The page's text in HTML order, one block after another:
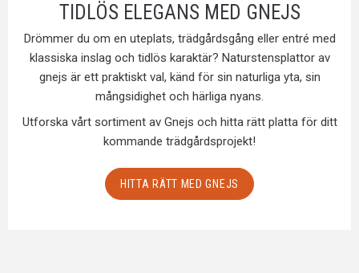
TIDLÖS ELEGANS MED GNEJS
Drömmer du om en uteplats, trädgårdsgång eller entré med
klassiska inslag och tidlös karaktär? Naturstensplattor av
gnejs är ett praktiskt val, känd för sin naturliga yta, sin
mångsidighet och härliga nyans.
Utforska vårt sortiment av Gnejs och hitta rätt platta för ditt
kommande trädgårdsprojekt!
HITTA RÄTT MED GNEJS